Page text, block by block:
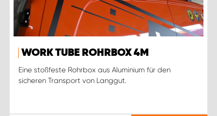
WORK TUBE ROHRBOX 4M
Eine stoßfeste Rohrbox aus Aluminium für den
sicheren Transport von Langgut.